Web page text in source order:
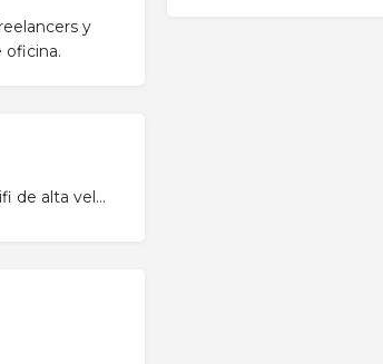
y
oficina.
Wifi de alta velocidad